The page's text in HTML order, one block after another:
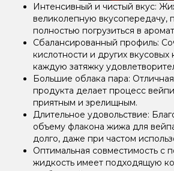
Интенсивный и чистый вкус:
великолепную вкусопередачу,
полностью погрузиться в
Сбалансированный профиль:
кислотности и других вкусовых
каждую затяжку
Большие облака пара:
продукта делает процесс
приятным и зрелищным.
Длительное удовольствие:
объему флакона жижа для
долго, даже при частом
Оптимальная совместимость с
жидкость имеет подходящую